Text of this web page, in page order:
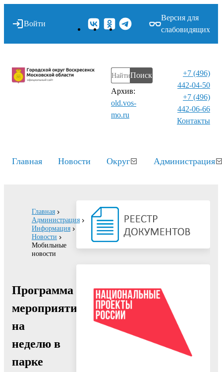
Войти
Версия для
слабовидящих
Поиск
Архив:
old.vos-
mo.ru
+7 (496)
442-04-50
+7 (496)
442-06-66
Контакты⁠
Главная Новости Округ Администрация
Главная
Администрация
Информация
Новости
Мобильные
новости
Программа
мероприятий
на
неделю в
парке